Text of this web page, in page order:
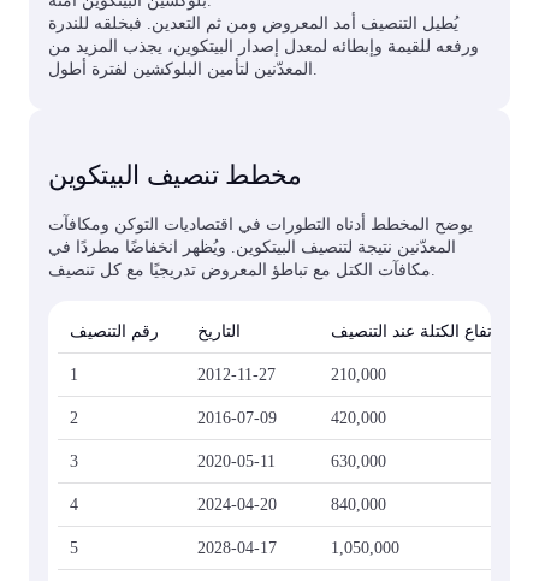
يُطيل التنصيف أمد المعروض ومن ثم التعدين. فبخلقه للندرة
ورفعه للقيمة وإبطائه لمعدل إصدار البيتكوين، يجذب المزيد من
مخطط تنصيف البيتكوين
يوضح المخطط أدناه التطورات في اقتصاديات التوكن ومكافآت
المعدّنين نتيجة لتنصيف البيتكوين. ويُظهر انخفاضًا مطردًا في
مكافآت الكتل مع تباطؤ المعروض تدريجيًا مع كل تنصيف.
رقم التنصيف التاريخ ارتفاع الكتلة عند التنصيف
1 2012-11-27 210,000
2 2016-07-09 420,000
3 2020-05-11 630,000
4 2024-04-20 840,000
5 2028-04-17 1,050,000